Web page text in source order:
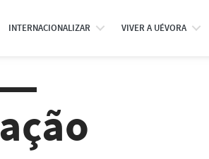
INTERNACIONALIZAR VIVER A UÉVORA